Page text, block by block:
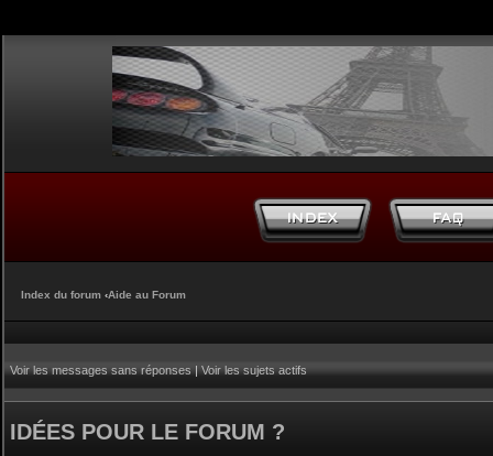
Index du forum ‹Aide au Forum
Voir les messages sans réponses|Voir les sujets actifs
IDÉES POUR LE FORUM ?